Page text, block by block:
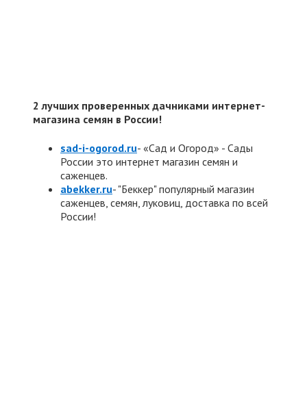
2 лучших проверенных дачниками интернет-
магазина семян в России!
sad-i-ogorod.ru- «Сад и Огород» - Сады
России это интернет магазин семян и
саженцев.
abekker.ru- "Беккер" популярный магазин
саженцев, семян, луковиц, доставка по всей
России!